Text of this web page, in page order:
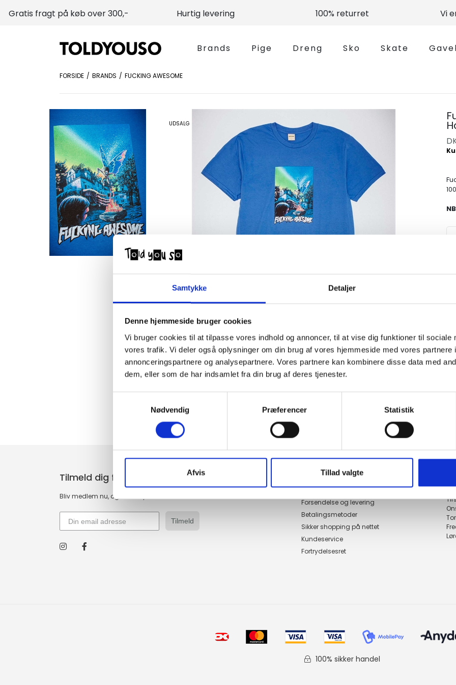
Samtykke Detaljer
Denne hjemmeside bruger cookies
Vi bruger cookies til at tilpasse vores indhold og annoncer, til at vise dig funktioner til sociale
vores trafik. Vi deler også oplysninger om din brug af vores hjemmeside med vores partnere
annonceringspartnere og analysepartnere. Vores partnere kan kombinere disse data med
dem, eller som de har indsamlet fra din brug af deres tjenester.
Nødvendig
Præferencer Statistik
Afvis Tillad valgte
Gratis fragt på køb over 300,- Hurtig levering 100% returret Vi
Brands Pige Dreng Sko Skate
FORSIDE BRANDS FUCKING AWESOME
UDSALG
Tilmeld dig fashion news
Bliv medlem nu, og få de nyeste trends i din indbakke
Tilmeld
Genveje
Handelsbetingelser
Forsendelse og levering
Betalingsmetoder
Sikker shopping på nettet
Kundeservice
Fortrydelsesret
100% sikker handel